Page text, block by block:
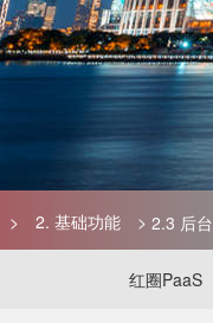
> 2. 基础功能 > 2.3 后
红圈PaaS